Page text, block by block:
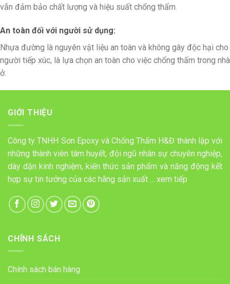
vẫn đảm bảo chất lượng và hiệu suất chống thấm.
An toàn đối với người sử dụng:
Nhựa đường là nguyên vật liệu an toàn và không gây độc hại cho
người tiếp xúc, là lựa chọn an toàn cho việc chống thấm trong nhà
ở.
GIỚI THIỆU
Công ty TNHH Sơn Epoxy và Chống Thấm H&Đ thành lập với
những thành viên tâm huyết, đội ngũ nhân sự chuyên nghiệp,
dày dặn kinh nghiệm, kiến thức sản phẩm và năng động kết
hợp sự tin tưởng của các hãng sản xuất ... xem tiếp
CHÍNH SÁCH
Chính sách bán hàng